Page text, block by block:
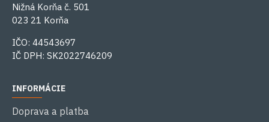
Nižná Korňa č. 501
023 21 Korňa
IČO: 44543697
IČ DPH: SK2022746209
INFORMÁCIE
Doprava a platba